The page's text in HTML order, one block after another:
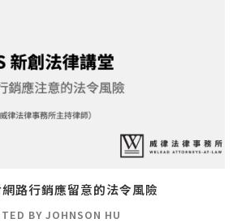
路行銷應留意的法令風險
BY JOHNSON HU